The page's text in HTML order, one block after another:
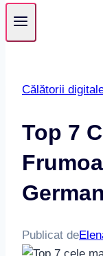
Călătorii
Top 7
Publicat de